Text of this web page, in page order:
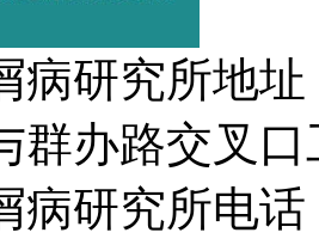
病研究所地
群办路交叉
病研究所电话